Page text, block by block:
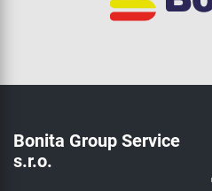
Bonita Group Service
s.r.o.